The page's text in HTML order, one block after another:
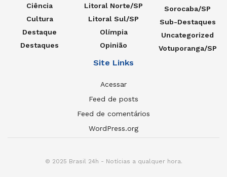
Ciência
Cultura
Destaque
Destaques
Litoral Norte/SP
Litoral Sul/SP
Olímpia
Opinião
Sorocaba/SP
Sub-Destaques
Uncategorized
Votuporanga/SP
Site Links
Acessar
Feed de posts
Feed de comentários
WordPress.org
© 2025 Brasil 24h - Notícias a qualquer hora.